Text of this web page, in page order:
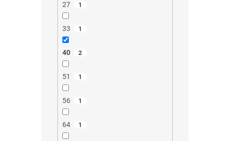
27 1
33 1
40 2
51 1
56 1
64 1